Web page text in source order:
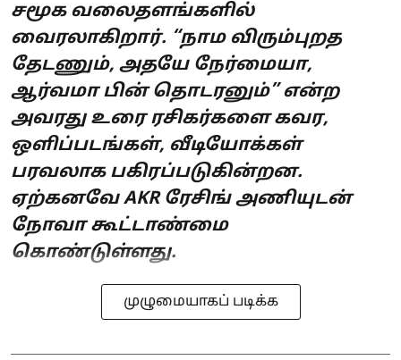
சமூக வலைதளங்களில்
வைரலாகிறார். “நாம விரும்புறத
தேடணும், அதயே நேர்மையா,
ஆர்வமா பின் தொடரனும்” என்ற
அவரது உரை ரசிகர்களை கவர,
ஒளிப்படங்கள், வீடியோக்கள்
பரவலாக பகிரப்படுகின்றன.
ஏற்கனவே AKR ரேசிங் அணியுடன்
நோவா கூட்டாண்மை
கொண்டுள்ளது.
முழுமையாகப் படிக்க